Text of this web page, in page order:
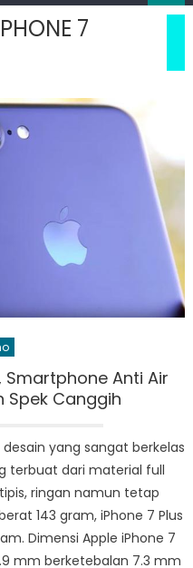
7
Smartphone Anti Air
Spek Canggih
yang sangat berkelas
terbuat dari material full
ringan namun tetap
143 gram, iPhone 7 Plus
Dimensi Apple iPhone 7
mm berketebalan 7.3 mm